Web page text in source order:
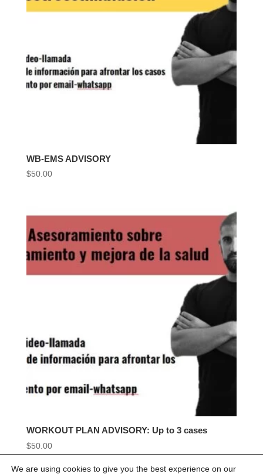
WB-EMS ADVISORY
$50.00
WORKOUT PLAN ADVISORY: Up to 3 cases
$50.00
We are using cookies to give you the best experience on our